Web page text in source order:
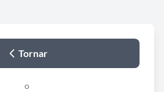
Tornar
o